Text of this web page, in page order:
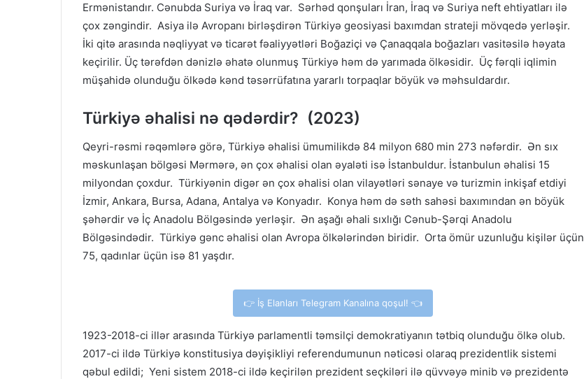
Ermənistandır. Cənubda Suriya və İraq var. Sərhəd qonşuları İran, İraq və Suriya neft ehtiyatları ilə
çox zəngindir. Asiya ilə Avropanı birləşdirən Türkiyə geosiyasi baxımdan strateji mövqedə yerləşir.
İki qitə arasında nəqliyyat və ticarət fəaliyyətləri Boğaziçi və Çanaqqala boğazları vasitəsilə həyata
keçirilir. Üç tərəfdən dənizlə əhatə olunmuş Türkiyə həm də yarımada ölkəsidir. Üç fərqli iqlimin
müşahidə olunduğu ölkədə kənd təsərrüfatına yararlı torpaqlar böyük və məhsuldardır.
Türkiyə əhalisi nə qədərdir? (2023)
Qeyri-rəsmi rəqəmlərə görə, Türkiyə əhalisi ümumilikdə 84 milyon 680 min 273 nəfərdir. Ən sıx
məskunlaşan bölgəsi Mərmərə, ən çox əhalisi olan əyaləti isə İstanbuldur. İstanbulun əhalisi 15
milyondan çoxdur. Türkiyənin digər ən çox əhalisi olan vilayətləri sənaye və turizmin inkişaf etdiyi
İzmir, Ankara, Bursa, Adana, Antalya və Konyadır. Konya həm də səth sahəsi baxımından ən böyük
şəhərdir və İç Anadolu Bölgəsində yerləşir. Ən aşağı əhali sıxlığı Cənub-Şərqi Anadolu
Bölgəsindədir. Türkiyə gənc əhalisi olan Avropa ölkələrindən biridir. Orta ömür uzunluğu kişilər üçün
75, qadınlar üçün isə 81 yaşdır.
👉 İş Elanları Telegram Kanalına qoşul! 👈
1923-2018-ci illər arasında Türkiyə parlamentli təmsilçi demokratiyanın tətbiq olunduğu ölkə olub.
2017-ci ildə Türkiyə konstitusiya dəyişikliyi referendumunun nəticəsi olaraq prezidentlik sistemi
qəbul edildi; Yeni sistem 2018-ci ildə keçirilən prezident seçkiləri ilə qüvvəyə minib və prezidentə